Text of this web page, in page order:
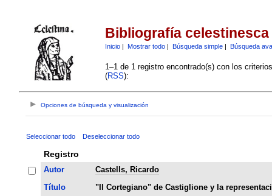
Bibliografía celestinesca
Inicio| Mostrar todo| Búsqueda simple| Búsqueda
1–1 de 1 registro encontrado(s) con los
(RSS):
Opciones de búsqueda y visualización
Seleccionar todo Deseleccionar todo
Registro
Autor
Castells, Ricardo
Título
"Il Cortegiano" de Castiglione y la